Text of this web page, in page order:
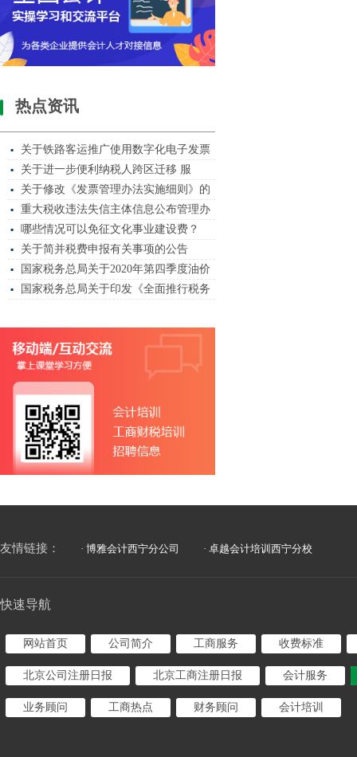
热点资讯
▪ 关于铁路客运推广使用数字化电子发票
▪ 关于进一步便利纳税人跨区迁移 服
▪ 关于修改《发票管理办法实施细则》的
▪ 重大税收违法失信主体信息公布管理办
▪ 哪些情况可以免征文化事业建设费？
▪ 关于简并税费申报有关事项的公告
▪ 国家税务总局关于2020年第四季度油价
▪ 国家税务总局关于印发《全面推行税务
友情链接： · 博雅会计西宁分公司 · 卓越会计培训西宁分校
快速导航
网站首页 公司简介 工商服务 收费标准
北京公司注册日报 北京工商注册日报 会计服务
业务顾问 工商热点 财务顾问 会计培训